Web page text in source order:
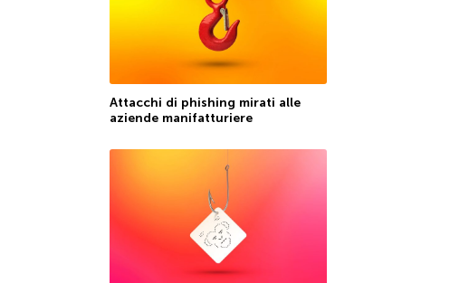
Attacchi di phishing mirati alle
aziende manifatturiere